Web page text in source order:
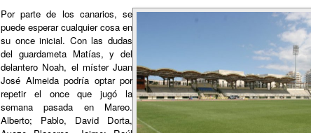
Por parte de los canarios, se
puede esperar cualquier cosa en
su once inicial. Con las dudas
del guardameta Matías, y del
delantero Noah, el míster Juan
José Almeida podría optar por
repetir el once que jugó la
semana pasada en Mareo.
Alberto; Pablo, David Dorta,